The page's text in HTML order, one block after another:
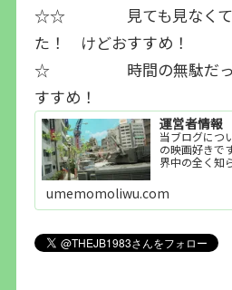
☆☆ 見ても見なくて
た！ けどおすすめ！
☆ 時間の無駄だっ
すすめ！
運営者情報
当ブログに
の映画好き
界中の全く知
世界知らな
好きで映画を
見られれば幸
umemomoliwu.com